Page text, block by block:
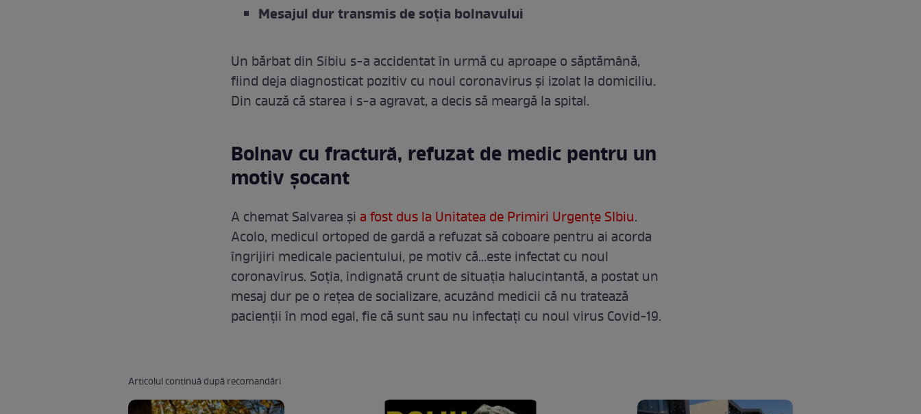
Mesajul dur transmis de soția bolnavului
Un bărbat din Sibiu s-a accidentat în urmă cu aproape o săptămână,
fiind deja diagnosticat pozitiv cu noul coronavirus și izolat la domiciliu.
Din cauză că starea i s-a agravat, a decis să meargă la spital.
Bolnav cu fractură, refuzat de medic pentru un
motiv șocant
A chemat Salvarea și a fost dus la Unitatea de Primiri Urgențe SIbiu.
Acolo, medicul ortoped de gardă a refuzat să coboare pentru ai acorda
îngrijiri medicale pacientului, pe motiv că...este infectat cu noul
coronavirus. Soția, indignată crunt de situația halucintantă, a postat un
mesaj dur pe o rețea de socializare, acuzând medicii că nu tratează
pacienții în mod egal, fie că sunt sau nu infectați cu noul virus Covid-19.
Articolul continuă după recomandări